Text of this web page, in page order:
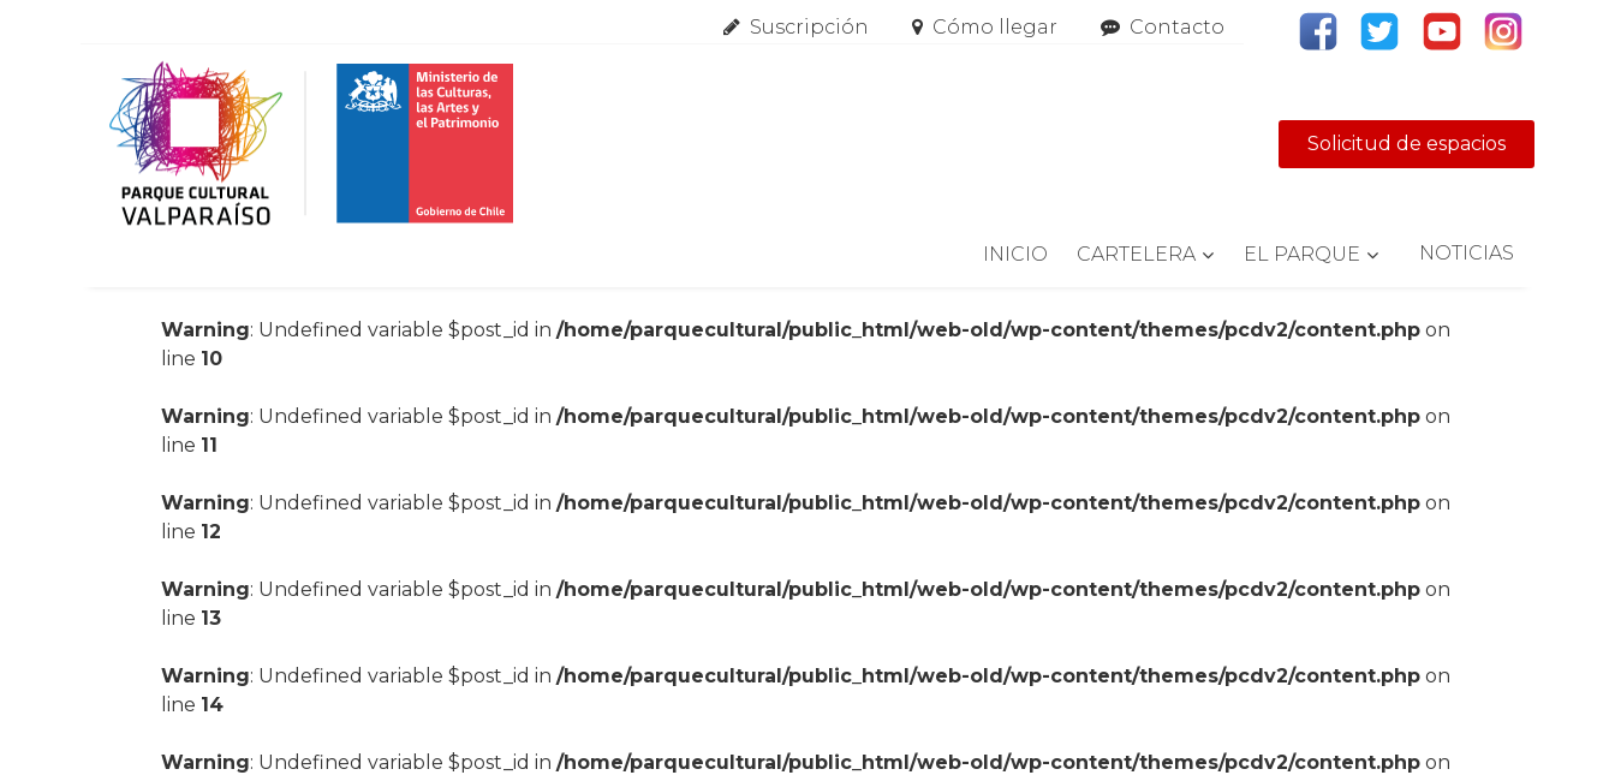
Suscripción Cómo llegar Contacto
Solicitud de espacios
INICIO CARTELERA EL PARQUE NOTICIAS
Warning: Undefined variable $post_id in/home/parquecultural/public_html/web-old/wp-content/themes/pcdv2/content.php on
line 10
Warning: Undefined variable $post_id in/home/parquecultural/public_html/web-old/wp-content/themes/pcdv2/content.php on
line 11
Warning: Undefined variable $post_id in/home/parquecultural/public_html/web-old/wp-content/themes/pcdv2/content.php on
line 12
Warning: Undefined variable $post_id in/home/parquecultural/public_html/web-old/wp-content/themes/pcdv2/content.php on
line 13
Warning: Undefined variable $post_id in/home/parquecultural/public_html/web-old/wp-content/themes/pcdv2/content.php on
line 14
Warning: Undefined variable $post_id in/home/parquecultural/public_html/web-old/wp-content/themes/pcdv2/content.php on